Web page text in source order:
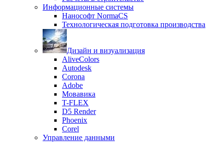
Информационные системы
Нанософт NormaCS
Технологическая подготовка производства
Дизайн и визуализация
AliveColors
Autodesk
Corona
Adobe
Мовавика
T-FLEX
D5 Render
Phoenix
Corel
Управление данными